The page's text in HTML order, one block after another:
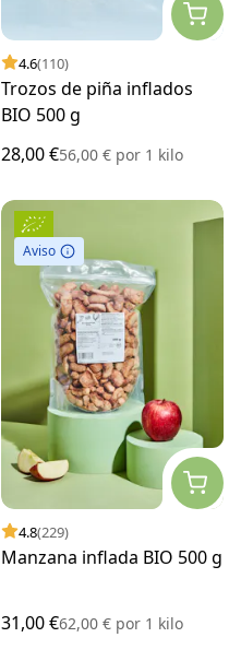
4.6(110)
Trozos de piña inflados
BIO 500 g
28,00 €56,00 € por 1 kilo
Aviso
4.8(229)
Manzana inflada BIO 500 g
31,00 €62,00 € por 1 kilo